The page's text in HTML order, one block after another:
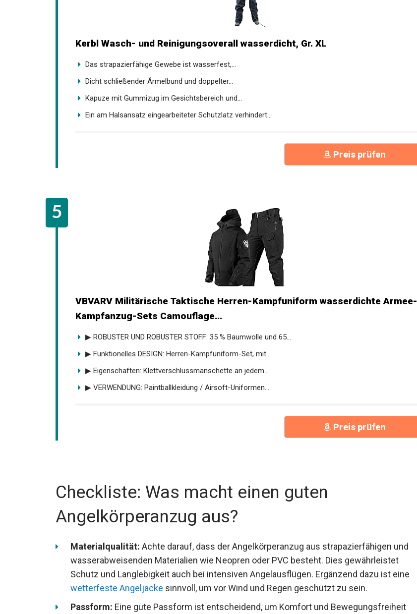
Kerbl Wasch- und Reinigungsoverall wasserdicht, Gr. XL
Das strapazierfähige Gewebe ist wasserfest,...
Dicht schließender Ärmelbund und doppelter...
Kapuze mit Gummizug im Gesichtsbereich und...
Ein am Halsansatz eingearbeiteter Schutzlatz verhindert...
Preis prüfen
VBVARV Militärische Taktische Herren-Kampfuniform wasserdichte Armee-
Kampfanzug-Sets Camouflage...
▶ ROBUSTER UND ROBUSTER STOFF: 35 % Baumwolle und 65...
▶ Funktionelles DESIGN: Herren-Kampfuniform-Set, mit...
▶ Eigenschaften: Klettverschlussmanschette an jedem...
▶ VERWENDUNG: Paintballkleidung / Airsoft-Uniformen...
Preis prüfen
Checkliste: Was macht einen guten
Angelkörperanzug aus?
Materialqualität: Achte darauf, dass der Angelkörperanzug aus strapazierfähigen und
wasserabweisenden Materialien wie Neopren oder PVC besteht. Dies gewährleistet
Schutz und Langlebigkeit auch bei intensiven Angelausflügen. Ergänzend dazu ist eine
wetterfeste Angeljacke sinnvoll, um vor Wind und Regen geschützt zu sein.
Passform: Eine gute Passform ist entscheidend, um Komfort und Bewegungsfreiheit